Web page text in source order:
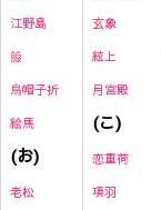
江野島
箙
烏帽子折
絵馬
(お)
老松
玄象
絃上
月宮殿
(こ)
恋重荷
項羽